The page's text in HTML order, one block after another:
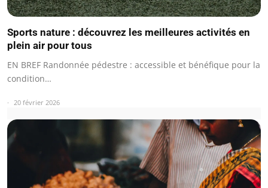
Sports nature : découvrez les meilleures activités en
plein air pour tous
EN BREF Randonnée pédestre : accessible et bénéfique pour la
condition…
20 février 2026